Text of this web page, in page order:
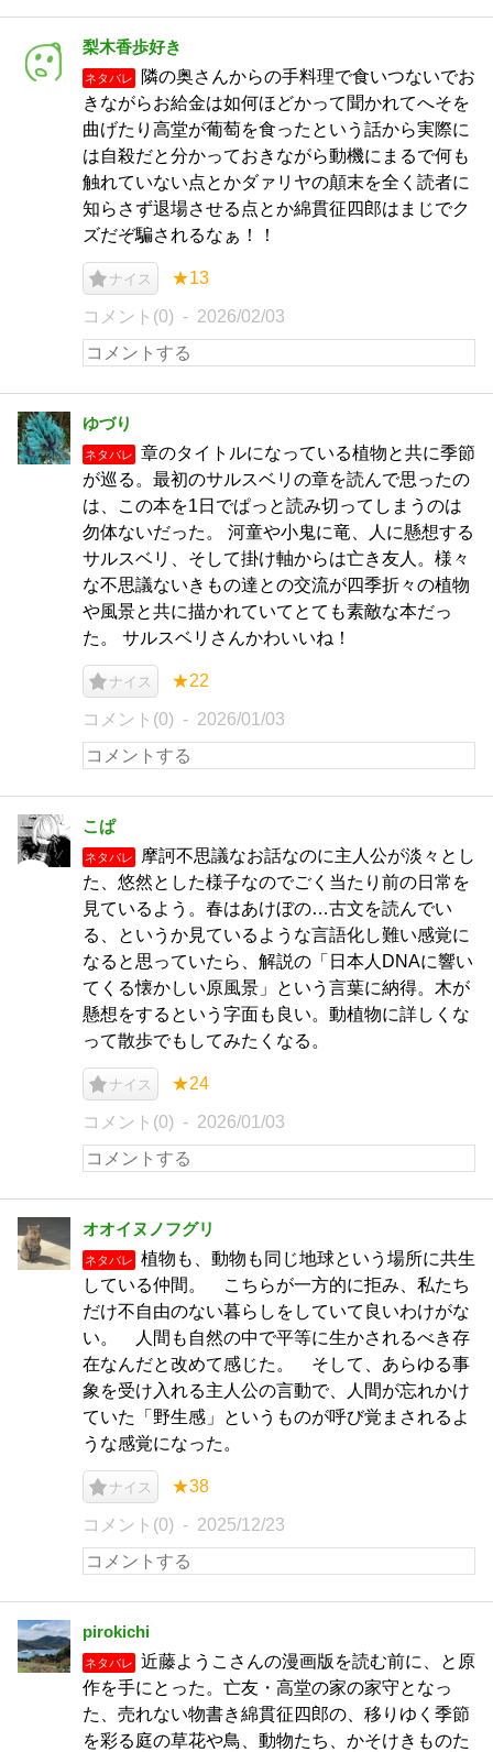
梨木香歩好き
ネタバレ
隣の奥さんからの手料理で食いつないでお
きながらお給金は如何ほどかって聞かれてへそを
曲げたり高堂が葡萄を食ったという話から実際に
は自殺だと分かっておきながら動機にまるで何も
触れていない点とかダァリヤの顛末を全く読者に
知らさず退場させる点とか綿貫征四郎はまじでク
ズだぞ騙されるなぁ！！
ナイス ★13
コメント(0) 2026/02/03
ゆづり
ネタバレ
章のタイトルになっている植物と共に季節
が巡る。最初のサルスベリの章を読んで思ったの
は、この本を1日でぱっと読み切ってしまうのは
勿体ないだった。 河童や小鬼に竜、人に懸想する
サルスベリ、そして掛け軸からは亡き友人。様々
な不思議ないきもの達との交流が四季折々の植物
や風景と共に描かれていてとても素敵な本だっ
た。 サルスベリさんかわいいね！
ナイス ★22
コメント(0) 2026/01/03
こぱ
ネタバレ
摩訶不思議なお話なのに主人公が淡々とし
た、悠然とした様子なのでごく当たり前の日常を
見ているよう。春はあけぼの…古文を読んでい
る、というか見ているような言語化し難い感覚に
なると思っていたら、解説の「日本人DNAに響い
てくる懐かしい原風景」という言葉に納得。木が
懸想をするという字面も良い。動植物に詳しくな
って散歩でもしてみたくなる。
ナイス ★24
コメント(0) 2026/01/03
オオイヌノフグリ
ネタバレ
植物も、動物も同じ地球という場所に共生
している仲間。 こちらが一方的に拒み、私たち
だけ不自由のない暮らしをしていて良いわけがな
い。 人間も自然の中で平等に生かされるべき存
在なんだと改めて感じた。 そして、あらゆる事
象を受け入れる主人公の言動で、人間が忘れかけ
ていた「野生感」というものが呼び覚まされるよ
うな感覚になった。
ナイス ★38
コメント(0) 2025/12/23
pirokichi
ネタバレ
近藤ようこさんの漫画版を読む前に、と原
作を手にとった。亡友・高堂の家の家守となっ
た、売れない物書き綿貫征四郎の、移りゆく季節
を彩る庭の草花や鳥、動物たち、かそけきものた